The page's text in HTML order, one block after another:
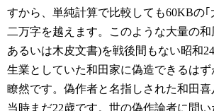
すから、単純計算で比較しても60KBの｢
二万字を越えます。このような大量の
あるいは木皮文書)を戦後間もない昭和
生業としていた和田家に偽造できるはず
瞭然です。偽作者と名指しされた和田
当時まだ22歳です。世の偽作論者に問